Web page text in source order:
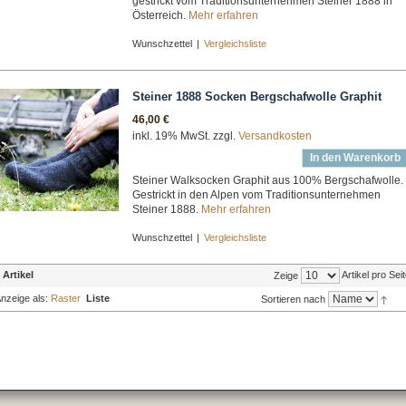
Österreich. Mehr erfahren
Wunschzettel | Vergleichsliste
Steiner 1888 Socken Bergschafwolle Graphit
46,00 €
inkl. 19% MwSt. zzgl. Versandkosten
In den Warenkorb
Steiner Walksocken Graphit aus 100% Bergschafwolle.
Gestrickt in den Alpen vom Traditionsunternehmen
Steiner 1888. Mehr erfahren
Wunschzettel | Vergleichsliste
Artikel Zeige Artikel pro
als: Raster Liste Sortieren nach